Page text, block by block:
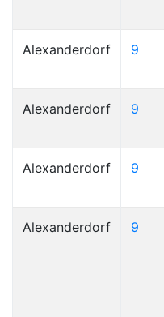
Alexanderdorf 9
Alexanderdorf 9
Alexanderdorf 9
Alexanderdorf 9